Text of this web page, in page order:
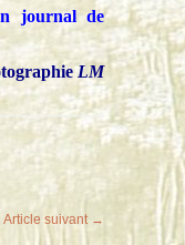
journal de
LM
Article suivant →